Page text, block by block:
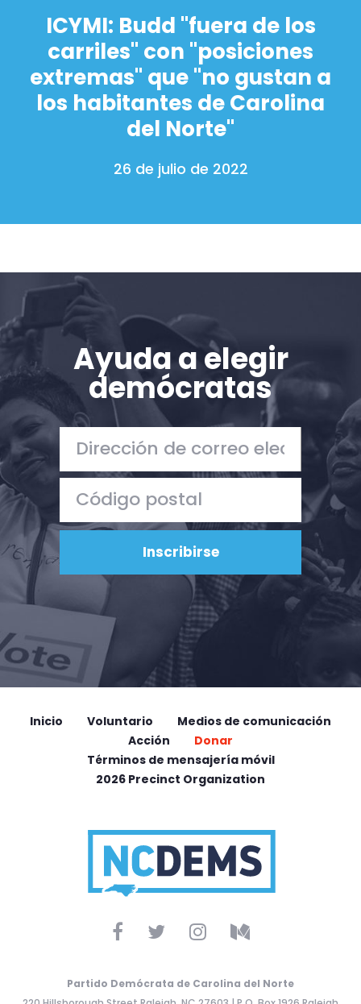
Donar
ICYMI: Budd "fuera de los
carriles" con "posiciones
extremas" que "no gustan a
los habitantes de Carolina
del Norte"
26 de julio de 2022
Ayuda a elegir
demócratas
Inicio Voluntario
Medios de comunicación
Acción
Donar
Términos de mensajería móvil
2026 Precinct Organization
Partido Demócrata de Carolina del Norte